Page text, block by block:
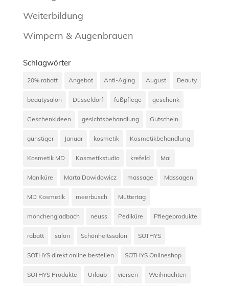
Weiterbildung
Wimpern & Augenbrauen
Schlagwörter
20% rabatt Angebot Anti-Aging August Beauty
beautysalon Düsseldorf fußpflege geschenk
Geschenkideen gesichtsbehandlung Gutschein
günstiger Januar kosmetik Kosmetikbehandlung
Kosmetik MD Kosmetikstudio krefeld Mai
Maniküre Marta Dawidowicz massage Massagen
MD Kosmetik meerbusch Muttertag
mönchengladbach neuss Pediküre Pflegeprodukte
rabatt salon Schönheitssalon SOTHYS
SOTHYS direkt online bestellen SOTHYS Onlineshop
SOTHYS Produkte Urlaub viersen Weihnachten